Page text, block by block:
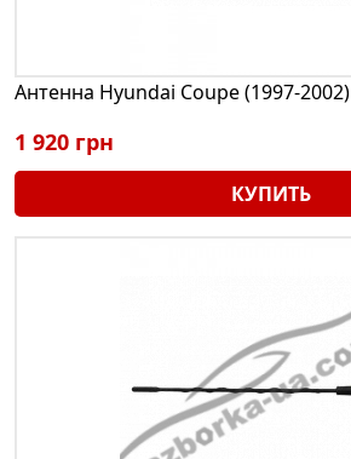
Антенна Hyundai Coupe (1997-2002)
1 920 грн
КУПИТЬ